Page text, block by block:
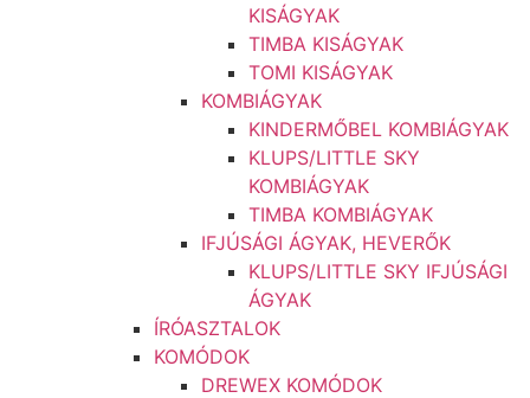
KISÁGYAK
TIMBA KISÁGYAK
TOMI KISÁGYAK
KOMBIÁGYAK
KINDERMŐBEL KOMBIÁGYAK
KLUPS/LITTLE SKY
KOMBIÁGYAK
TIMBA KOMBIÁGYAK
IFJÚSÁGI ÁGYAK, HEVERŐK
KLUPS/LITTLE SKY IFJÚSÁGI
ÁGYAK
ÍRÓASZTALOK
KOMÓDOK
DREWEX KOMÓDOK